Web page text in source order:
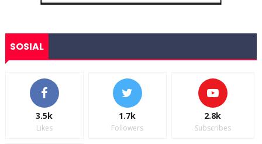
SOSIAL
3.5k
Likes
1.7k
Followers
2.8k
Subscribes